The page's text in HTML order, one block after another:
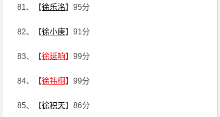
81、【徐乐洺】95分
82、【徐小庚】91分
83、【徐延响】99分
84、【徐祎栩】99分
85、【徐积天】86分